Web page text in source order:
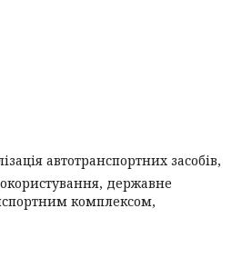
автотранспортних засобів,
державне
комплексом,